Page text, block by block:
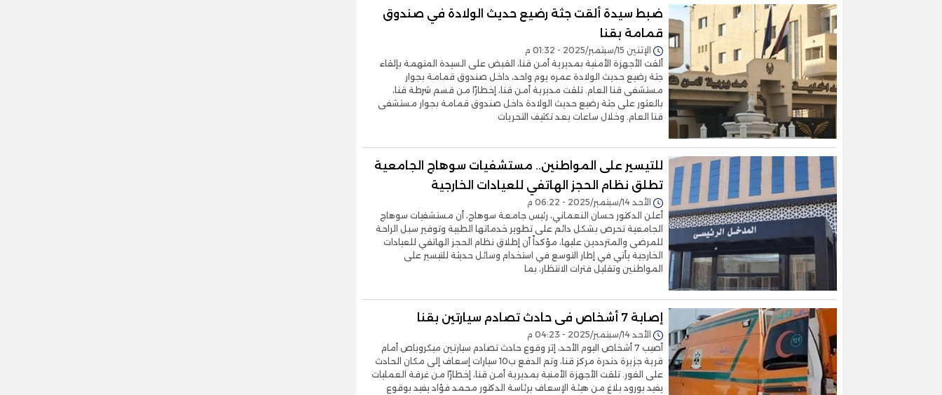
ضبط سيدة ألقت جثة رضيع حديث الولادة في صندوق
قمامة بقنا
الإثنين 15/سبتمبر/2025 - 01:32 م
ألقت الأجهزة الأمنية بمديرية أمن قنا، القبض على السيدة المتهمة بإلقاء
جثة رضيع حديث الولادة عمره يوم واحد، داخل صندوق قمامة بجوار
مستشفى قنا العام. تلقت مديرية أمن قنا، إخطارًا من قسم شرطة قنا،
بالعثور على جثة رضيع حديث الولادة داخل صندوق قمامة بجوار مستشفى
قنا العام. وخلال ساعات بعد تكثيف التحريات
للتيسير على المواطنين.. مستشفيات سوهاج الجامعية
تطلق نظام الحجز الهاتفي للعيادات الخارجية
الأحد 14/سبتمبر/2025 - 06:22 م
أعلن الدكتور حسان النعماني، رئيس جامعة سوهاج، أن مستشفيات سوهاج
الجامعية تحرص بشكل دائم على تطوير خدماتها الطبية وتوفير سبل الراحة
للمرضى والمترددين عليها، مؤكداً أن إطلاق نظام الحجز الهاتفي للعيادات
الخارجية يأتي في إطار التوسع في استخدام وسائل حديثة للتيسير على
المواطنين وتقليل فترات الانتظار، بما
إصابة 7 أشخاص فى حادث تصادم سيارتين بقنا
الأحد 14/سبتمبر/2025 - 04:23 م
أصيب 7 أشخاص اليوم الأحد، إثر وقوع حادث تصادم سيارتين ميكروباص أمام
قرية جزيرة دندرة مركز قنا، وتم الدفع ب10 سيارات إسعاف إلى مكان الحادث
على الفور. تلقت الأجهزة الأمنية بمديرية أمن قنا، إخطارًا من غرفة العمليات
يفيد بورود بلاغ من هيئة الإسعاف برئاسة الدكتور محمد فؤاد يفيد بوقوع